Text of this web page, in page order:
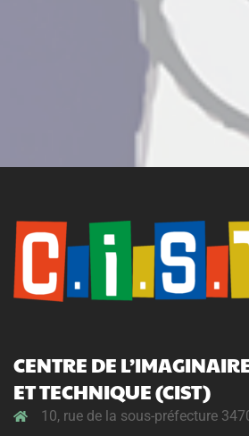
CENTRE DE
ET TECHNIQUE (CIST)
10, rue de la sous-préfecture